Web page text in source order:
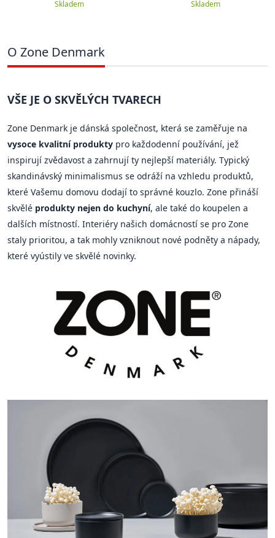
Skladem Skladem
O Zone Denmark
VŠE JE O SKVĚLÝCH TVARECH
Zone Denmark je dánská společnost, která se zaměřuje na
vysoce kvalitní produkty pro každodenní používání, jež
inspirují zvědavost a zahrnují ty nejlepší materiály. Typický
skandinávský minimalismus se odráží na vzhledu produktů,
které Vašemu domovu dodají to správné kouzlo. Zone přináší
skvělé produkty nejen do kuchyní, ale také do koupelen a
dalších místností. Interiéry našich domácností se pro Zone
staly prioritou, a tak mohly vzniknout nové podněty a nápady,
které vyústily ve skvělé novinky.